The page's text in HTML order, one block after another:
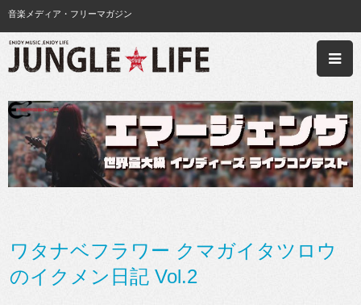
音楽メディア・フリーマガジン
ワタナベフラワー クマガイタツロウ
のイクメン日記 Vol.2